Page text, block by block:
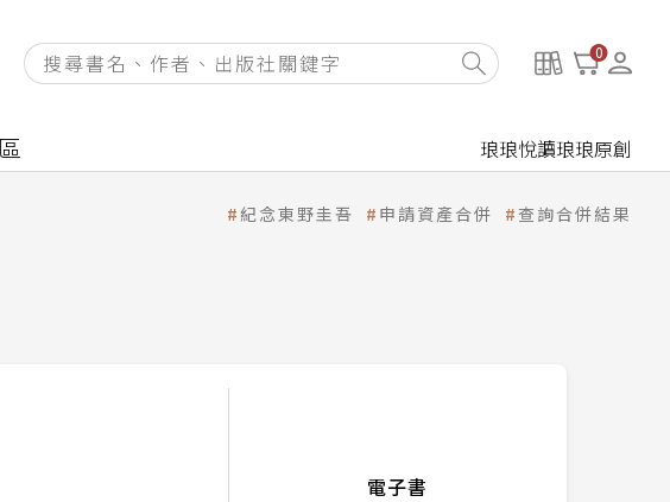
0
琅琅悅讀琅琅原創
紀念東野圭吾 申請資產合併 查詢合併結果
電子書